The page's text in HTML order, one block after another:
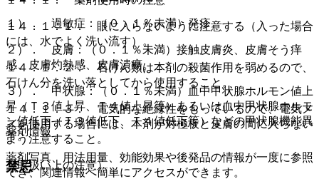
１４．１．１． 眼に入らないように注意する（入った場合
には、水でよく洗い流す）。
１４．１．２． 石けん類は本剤の殺菌作用を弱めるので、
石けん分を洗い落としてから使用すること。
１４．１．３． 電気的な絶縁性をもっているので、電気メ
スを使用する場合には、本剤が対極板と皮膚の間に入らない
よう注意すること。
（取扱い上の注意）
１）． 過敏症：（０．１％未満）発疹。
２）． 皮膚：（０．１％未満）接触皮膚炎、皮膚そう痒
感、皮膚灼熱感、皮膚潰瘍。
３）． 甲状腺：（０．１％未満）血中甲状腺ホルモン値上
昇（Ｔ３値上昇、Ｔ４値上昇等）あるいは血中甲状腺ホルモ
ン値低下（Ｔ３値低下、Ｔ４値低下等）などの甲状腺機能異
常。
禁忌
薬剤情報
薬剤写真、用法用量、効能効果や後発品の情報が一度に参照
でき、関連情報へ簡単にアクセスができます。